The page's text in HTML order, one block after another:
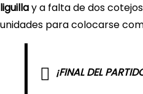
liguillay a falta de dos
unidades para colocarse
¡FINAL DEL